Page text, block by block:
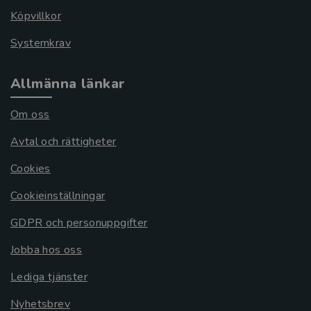
Köpvillkor
Systemkrav
Allmänna länkar
Om oss
Avtal och rättigheter
Cookies
Cookieinställningar
GDPR och personuppgifter
Jobba hos oss
Lediga tjänster
Nyhetsbrev